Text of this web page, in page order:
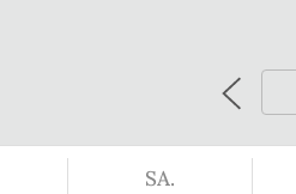
SA.